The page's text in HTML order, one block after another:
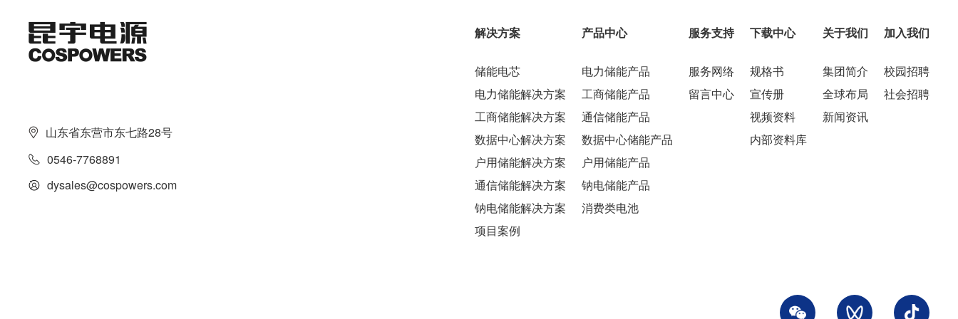
山东省东营市东七路28号
0546-7768891
dysales@cospowers.com
解决方案
储能电芯
电力储能解决方案
工商储能解决方案
数据中心解决方案
户用储能解决方案
通信储能解决方案
钠电储能解决方案
项目案例
产品中心
电力储能产品
工商储能产品
通信储能产品
数据中心储能产品
户用储能产品
钠电储能产品
消费类电池
服务支持
服务网络
留言中心
下载中心
规格书
宣传册
视频资料
内部资料库
关于我们
集团简介
全球布局
新闻资讯
加入我们
校园招聘
社会招聘